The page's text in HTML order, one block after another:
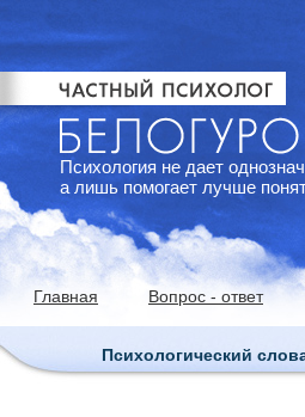
Психология не дает
а лишь помогает лучше
Главная Вопрос - ответ
Психологический